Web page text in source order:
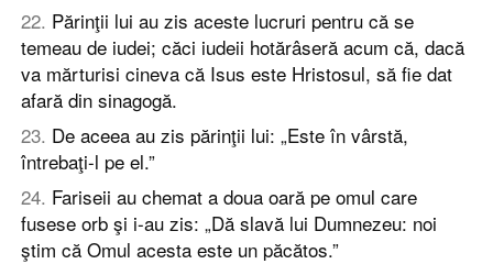
22. Părinţii lui au zis aceste lucruri pentru că se
temeau de iudei; căci iudeii hotărâseră acum că, dacă
va mărturisi cineva că Isus este Hristosul, să fie dat
afară din sinagogă.
23. De aceea au zis părinţii lui: „Este în vârstă,
întrebaţi-l pe el.”
24. Fariseii au chemat a doua oară pe omul care
fusese orb şi i-au zis: „Dă slavă lui Dumnezeu: noi
ştim că Omul acesta este un păcătos.”